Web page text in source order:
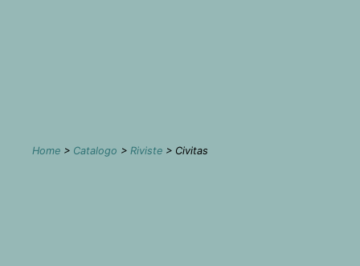
Home > Catalogo > Riviste > Civitas